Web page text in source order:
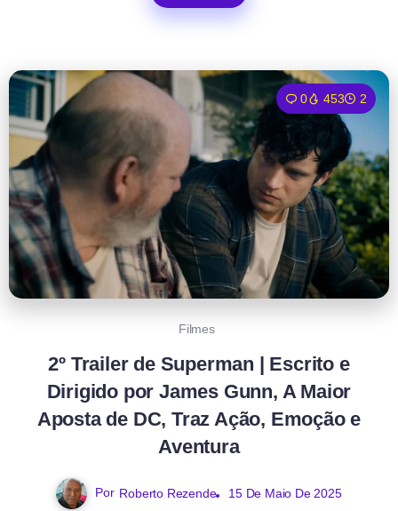
0 453 2
Filmes
2º Trailer de Superman | Escrito e
Dirigido por James Gunn, A Maior
Aposta de DC, Traz Ação, Emoção e
Aventura
Por Roberto Rezende 15 De Maio De 2025